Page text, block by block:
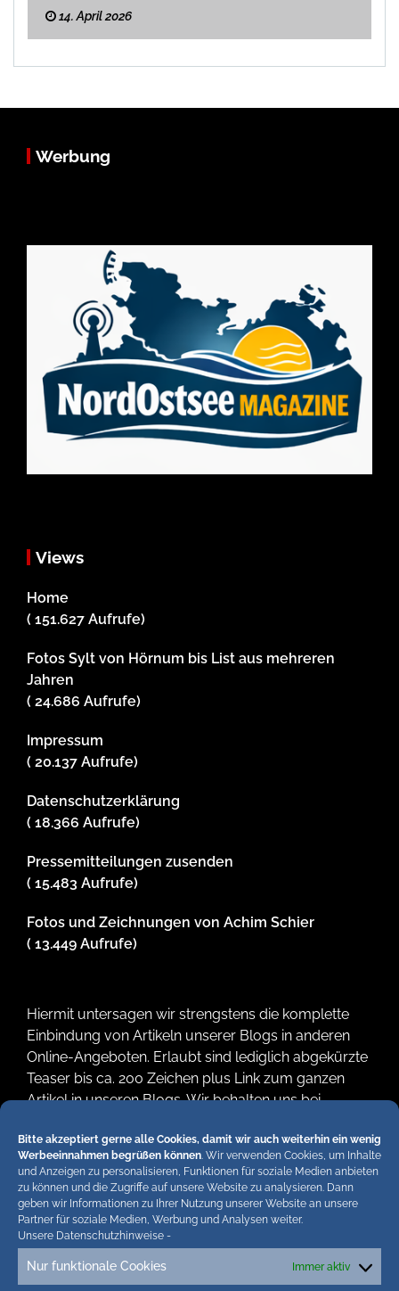
Bitte akzeptiert gerne alle Cookies, damit wir auch weiterhin ein wenig
Werbeeinnahmen begrüßen können. Wir verwenden Cookies, um Inhalte
und Anzeigen zu personalisieren, Funktionen für soziale Medien anbieten
zu können und die Zugriffe auf unsere Website zu analysieren. Dann
geben wir Informationen zu Ihrer Nutzung unserer Website an unsere
Partner für soziale Medien, Werbung und Analysen weiter.
Unsere Datenschutzhinweise -
Nur funktionale Cookies Immer aktiv
14. April 2026
Werbung
Views
Home
( 151.627 Aufrufe)
Fotos Sylt von Hörnum bis List aus mehreren
Jahren
( 24.686 Aufrufe)
Impressum
( 20.137 Aufrufe)
Datenschutzerklärung
( 18.366 Aufrufe)
Pressemitteilungen zusenden
( 15.483 Aufrufe)
Fotos und Zeichnungen von Achim Schier
( 13.449 Aufrufe)
Hiermit untersagen wir strengstens die komplette
Einbindung von Artikeln unserer Blogs in anderen
Online-Angeboten. Erlaubt sind lediglich abgekürzte
Teaser bis ca. 200 Zeichen plus Link zum ganzen
Artikel in unseren Blogs. Wir behalten uns bei